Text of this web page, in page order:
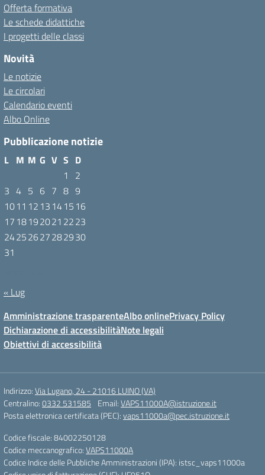
Offerta formativa
Le schede didattiche
I progetti delle classi
Novità
Le notizie
Le circolari
Calendario eventi
Albo Online
Pubblicazione notizie
L M M G V S D
1
2
3 4 5 6 7 8 9
1011 12 13 1415 16
17 18192021 2223
24252627282930
31
« Lug
Amministrazione trasparenteAlbo onlinePrivacy Policy
Dichiarazione di accessibilitàNote legali
Obiettivi di accessibilità
Indirizzo:Via Lugano, 24 - 21016 LUINO (VA)
Centralino:0332 531585 Email:VAPS11000A@istruzione.it
Posta elettronica certificata (PEC):vaps11000a@pec.istruzione.it
Codice fiscale: 84002250128
Codice meccanografico:VAPS11000A
Codice Indice delle Pubbliche Amministrazioni (IPA): istsc_vaps11000a